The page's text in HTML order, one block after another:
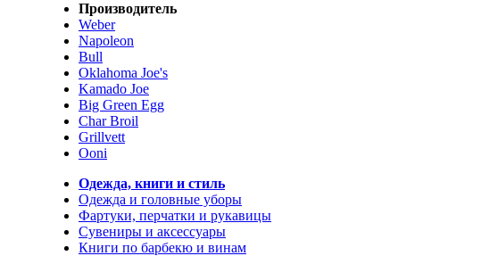
Производитель
Weber
Napoleon
Bull
Oklahoma Joe's
Kamado Joe
Big Green Egg
Char Broil
Grillvett
Ooni
Одежда, книги и стиль
Одежда и головные уборы
Фартуки, перчатки и рукавицы
Сувениры и аксессуары
Книги по барбекю и винам